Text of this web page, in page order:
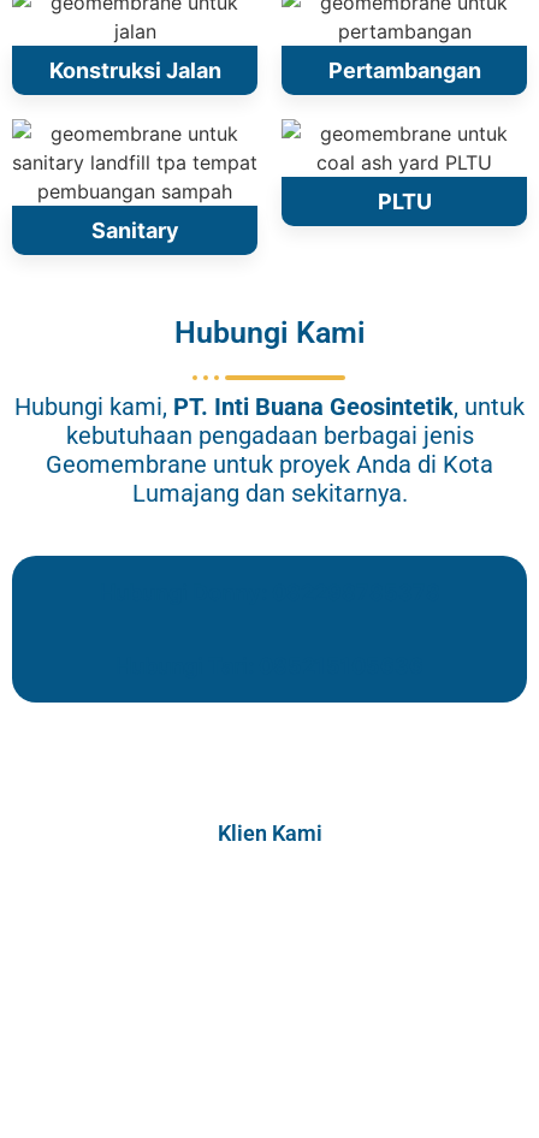
Konstruksi Jalan Pertambangan
Sanitary
PLTU
Hubungi Kami
Hubungi kami, PT. Inti Buana Geosintetik, untuk
kebutuhaan pengadaan berbagai jenis
Geomembrane untuk proyek Anda di Kota
Lumajang dan sekitarnya.
Klien Kami